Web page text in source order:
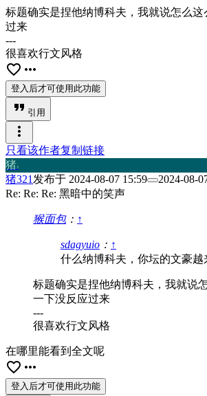
标题确实是捏他纳博科夫，我就说怎么
过来
---
很喜欢行文风格
favorite_border more_horiz
登入后才可使用此功能
format_quote 引用
more_vert
只看该作者复制链接
猪3
猪321 发布于 2024-08-07 15:59
2024-08-
Re: Re: Re: 黑暗中的笑声
猴面包： ↑
sdagyuio ： ↑
什么纳博科夫，你坛的文豪越
标题确实是捏他纳博科夫，我就说
一下没反应过来
---
很喜欢行文风格
在哪里能看到全文呢
favorite_border more_horiz
登入后才可使用此功能